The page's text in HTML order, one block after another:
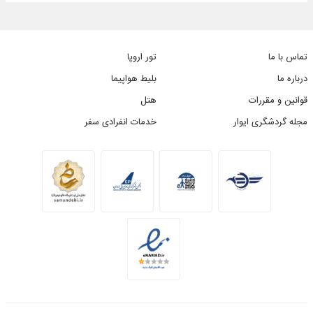
تماس با ما
درباره ما
قوانین و مقررات
مجله گردشگری ایوار
تور اروپا
بلیط هواپیما
هتل
خدمات انفرادی سفر